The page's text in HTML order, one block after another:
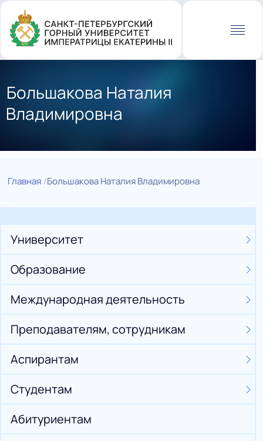
Перейти
основному
содержанию
Большакова Наталия
Владимировна
Главная Большакова Наталия Владимировна
Университет
Образование
Международная деятельность
Преподавателям, сотрудникам
Аспирантам
Студентам
Абитуриентам